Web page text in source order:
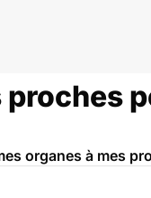
proches
organes à mes